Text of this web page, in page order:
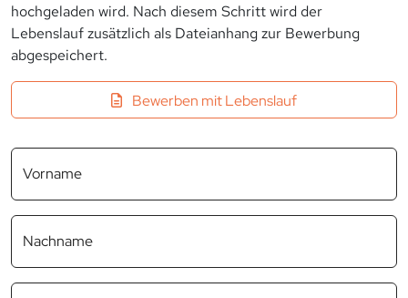
hochgeladen wird. Nach diesem Schritt wird der
Lebenslauf zusätzlich als Dateianhang zur Bewerbung
abgespeichert.
Bewerben mit Lebenslauf
Vorname
Nachname